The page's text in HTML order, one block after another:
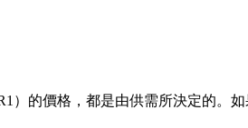
）的價格，都是由供需所決定的。